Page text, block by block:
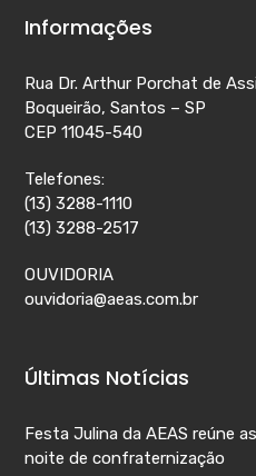
Informações
Rua Dr. Arthur Porchat de
Boqueirão, Santos – SP
CEP 11045-540
Telefones:
(13) 3288-1110
(13) 3288-2517
OUVIDORIA
ouvidoria@aeas.com.br
Últimas Notícias
Festa Julina da AEAS reúne
noite de confraternização